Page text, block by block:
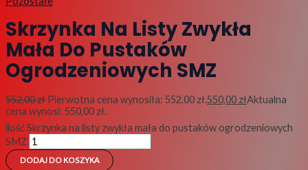
Skrzynka Na Listy Zwykła
Mała Do Pustaków
Ogrodzeniowych SMZ
552,00zł Pierwotna cena wynosiła: 552,00 zł.550,00 złAktualna
cena wynosi: 550,00 zł.
ilość Skrzynka na listy zwykła mała do pustaków ogrodzeniowych
SMZ
DODAJ DO KOSZYKA